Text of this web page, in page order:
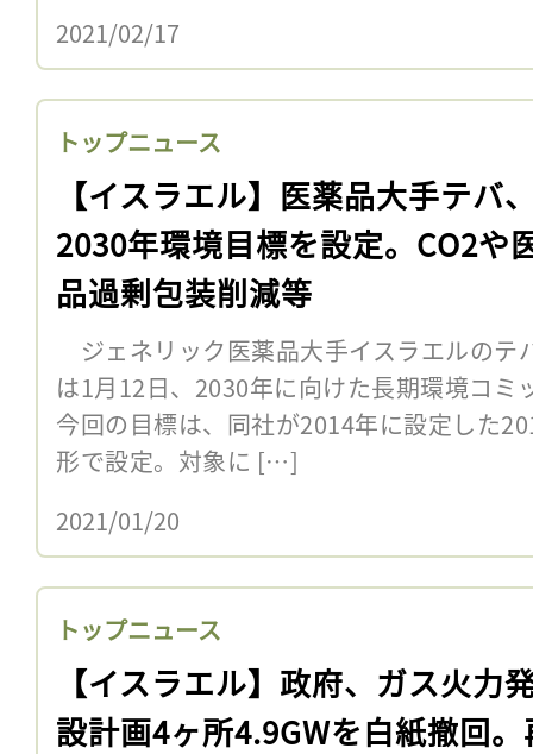
2021/02/17
トップニュース
【イスラエル】医薬品大手テバ
2030年環境目標を設定。CO2や
品過剰包装削減等
ジェネリック医薬品大手イスラエルのテ
は1月12日、2030年に向けた長期環境コミ
今回の目標は、同社が2014年に設定した
形で設定。対象に […]
2021/01/20
トップニュース
【イスラエル】政府、ガス火力
設計画4ヶ所4.9GWを白紙撤回